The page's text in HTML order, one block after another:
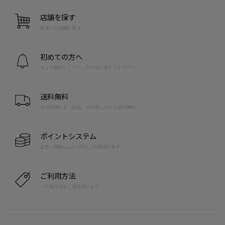
店舗を探す
お近くの店舗を探す
初めての方へ
もっと便利に！たのしむために覚えておきたい
送料無料
10,000円以上（税込）のお買い上げで送料無料
ポイントシステム
お買い物毎に1pt=1円でご利用頂けます
ご利用方法
ご利用方法をご確認頂けます